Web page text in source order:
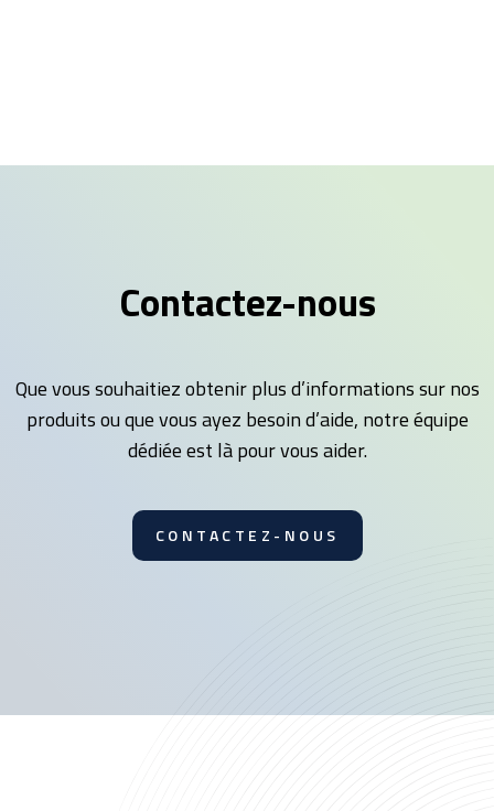
Contactez-nous
Que vous souhaitiez obtenir plus d’informations sur nos
produits ou que vous ayez besoin d’aide, notre équipe
dédiée est là pour vous aider.
CONTACTEZ-NOUS